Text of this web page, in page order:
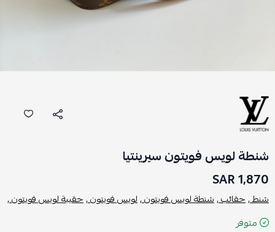
شنطة لويس فويتون سيرينتيا
1,870 SAR
شنط ,حقائب ,شنطة لويس فويتون ,لويس فويتون ,حقيبة لويس فويتون ,
متوفر